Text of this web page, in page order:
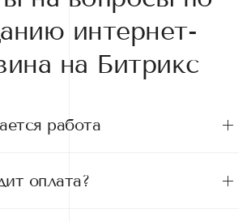
интернет-
на Битрикс
работа
оплата?